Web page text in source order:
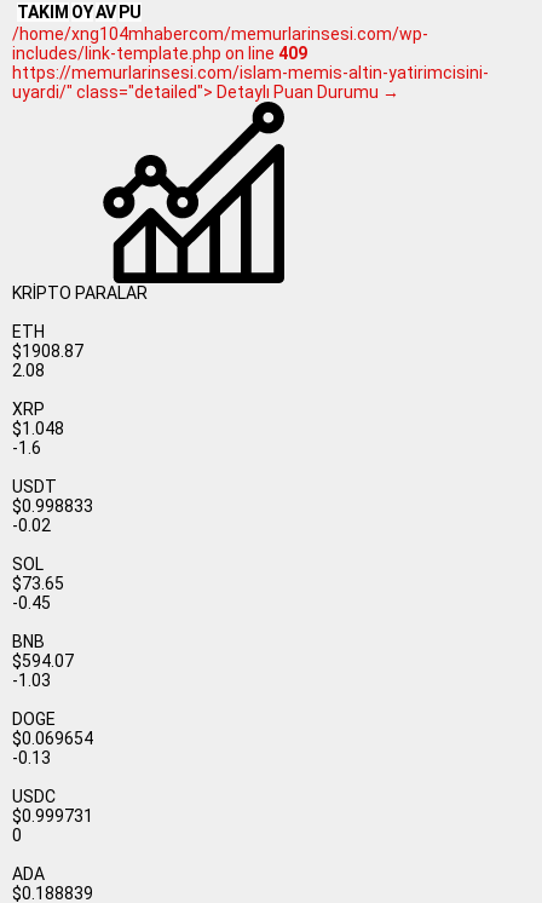
TAKIM OYAV PU
/home/xng104mhabercom/memurlarinsesi.com/wp-
includes/link-template.php on line 409
https://memurlarinsesi.com/islam-memis-altin-yatirimcisini-
uyardi/" class="detailed"> Detaylı Puan Durumu →
KRİPTO PARALAR
ETH
$1908.87
2.08
XRP
$1.048
-1.6
USDT
$0.998833
-0.02
SOL
$73.65
-0.45
BNB
$594.07
-1.03
DOGE
$0.069654
-0.13
USDC
$0.999731
0
ADA
$0.188839